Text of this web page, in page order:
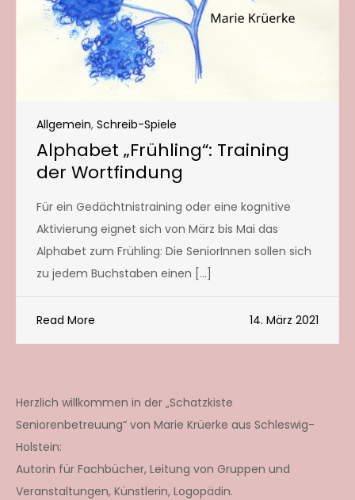
Allgemein, Schreib-Spiele
Alphabet „Frühling“: Training
der Wortfindung
Für ein Gedächtnistraining oder eine kognitive
Aktivierung eignet sich von März bis Mai das
Alphabet zum Frühling: Die SeniorInnen sollen sich
zu jedem Buchstaben einen […]
Read More 14. März 2021
Herzlich willkommen in der „Schatzkiste
Seniorenbetreuung“ von Marie Krüerke aus Schleswig-
Holstein:
Autorin für Fachbücher, Leitung von Gruppen und
Veranstaltungen, Künstlerin, Logopädin.